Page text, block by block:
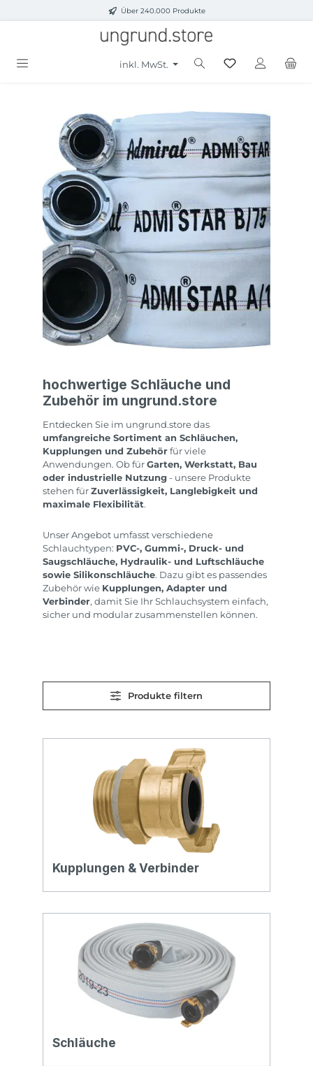
Zum Hauptinhalt springenÜber 240.000 Produkte
inkl. MwSt.
hochwertige Schläuche und
Zubehör im ungrund.store
Entdecken Sie im ungrund.store das
umfangreiche Sortiment an Schläuchen,
Kupplungen und Zubehör für viele
Anwendungen. Ob für Garten, Werkstatt, Bau
oder industrielle Nutzung - unsere Produkte
stehen für Zuverlässigkeit, Langlebigkeit und
maximale Flexibilität.
Unser Angebot umfasst verschiedene
Schlauchtypen: PVC-, Gummi-, Druck- und
Saugschläuche, Hydraulik- und Luftschläuche
sowie Silikonschläuche. Dazu gibt es passendes
Zubehör wie Kupplungen, Adapter und
Verbinder, damit Sie Ihr Schlauchsystem einfach,
sicher und modular zusammenstellen können.
Produkte filtern
Kupplungen & Verbinder
Schläuche